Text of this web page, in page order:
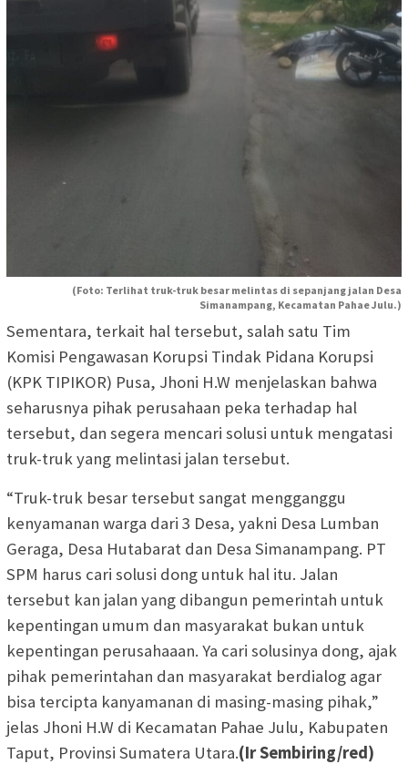
(Foto: Terlihat truk-truk besar melintas di sepanjang jalan Desa
Simanampang, Kecamatan Pahae Julu.)
Sementara, terkait hal tersebut, salah satu Tim
Komisi Pengawasan Korupsi Tindak Pidana Korupsi
(KPK TIPIKOR) Pusa, Jhoni H.W menjelaskan bahwa
seharusnya pihak perusahaan peka terhadap hal
tersebut, dan segera mencari solusi untuk mengatasi
truk-truk yang melintasi jalan tersebut.
“Truk-truk besar tersebut sangat mengganggu
kenyamanan warga dari 3 Desa, yakni Desa Lumban
Geraga, Desa Hutabarat dan Desa Simanampang. PT
SPM harus cari solusi dong untuk hal itu. Jalan
tersebut kan jalan yang dibangun pemerintah untuk
kepentingan umum dan masyarakat bukan untuk
kepentingan perusahaaan. Ya cari solusinya dong, ajak
pihak pemerintahan dan masyarakat berdialog agar
bisa tercipta kanyamanan di masing-masing pihak,”
jelas Jhoni H.W di Kecamatan Pahae Julu, Kabupaten
Taput, Provinsi Sumatera Utara.(Ir Sembiring/red)